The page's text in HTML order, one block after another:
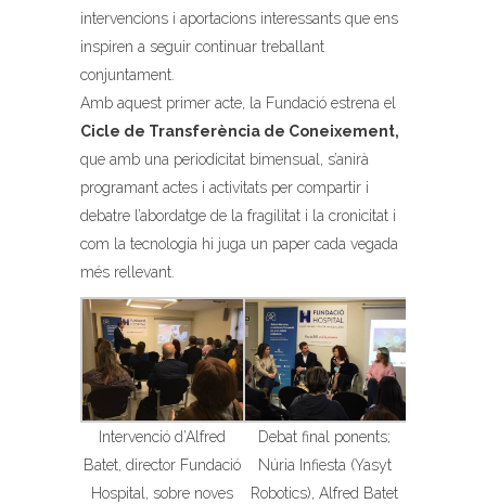
intervencions i aportacions interessants que ens
inspiren a seguir continuar treballant
conjuntament.
Amb aquest primer acte, la Fundació estrena el
Cicle de Transferència de Coneixement,
que amb una periodicitat bimensual, s’anirà
programant actes i activitats per compartir i
debatre l’abordatge de la fragilitat i la cronicitat i
com la tecnologia hi juga un paper cada vegada
més rellevant.
Intervenció d’Alfred
Batet, director Fundació
Hospital, sobre noves
Debat final ponents;
Núria Infiesta (Yasyt
Robotics), Alfred Batet